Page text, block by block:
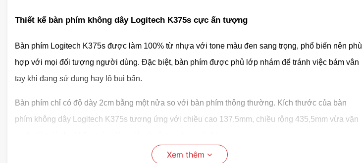
Thiết kế bàn phím không dây Logitech K375s cực ấn tượng
Bàn phím Logitech K375s được làm 100% từ nhựa với tone màu đen sang trọng, phổ biến nên phù
hợp với mọi đối tượng người dùng. Đặc biệt, bàn phím được phủ lớp nhám để tránh việc bám vân
tay khi đang sử dụng hay lộ bụi bẩn.
Bàn phím chỉ có độ dày 2cm bằng một nửa so với bàn phím thông thường. Kích thước của bàn
phím không dây Logitech K375s tương ứng với chiều cao 137,5mm, chiều rộng 435,5mm vừa vặn
Xem thêm